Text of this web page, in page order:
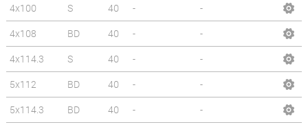
4x100
S 40 -
-
4x108
BD 40 -
-
4x114.3
S 40 -
-
5x112
BD 40 -
-
5x114.3
BD 40 -
-